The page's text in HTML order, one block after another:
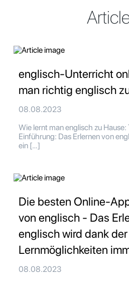
englisch-Unterricht
man richtig englisch
08.08.2023
Wie lernt man englisch zu
Einführung: Das Erlernen von
ein […]
Die besten Online-
von englisch - Das
englisch wird dank
Lernmöglichkeiten
08.08.2023